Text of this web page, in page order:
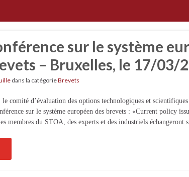
sur le système
– Bruxelles, le 17/03/
dans la catégorieBrevets
comité d’évaluation des options technologiques et
sur le système européen des brevets : «Current policy
membres du STOA, des experts et des industriels